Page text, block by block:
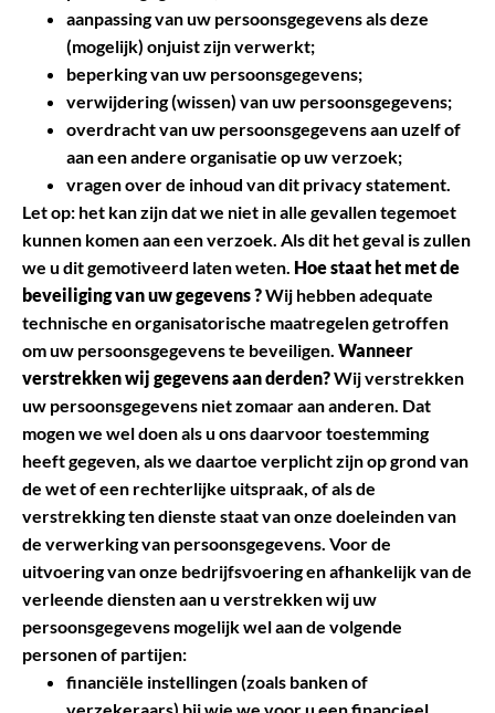
aanpassing van uw persoonsgegevens als deze
(mogelijk) onjuist zijn verwerkt;
beperking van uw persoonsgegevens;
verwijdering (wissen) van uw persoonsgegevens;
overdracht van uw persoonsgegevens aan uzelf of
aan een andere organisatie op uw verzoek;
vragen over de inhoud van dit privacy statement.
Let op: het kan zijn dat we niet in alle gevallen tegemoet
kunnen komen aan een verzoek. Als dit het geval is zullen
we u dit gemotiveerd laten weten. Hoe staat het met de
beveiliging van uw gegevens ?Wij hebben adequate
technische en organisatorische maatregelen getroffen
om uw persoonsgegevens te beveiligen. Wanneer
verstrekken wij gegevens aan derden?Wij verstrekken
uw persoonsgegevens niet zomaar aan anderen. Dat
mogen we wel doen als u ons daarvoor toestemming
heeft gegeven, als we daartoe verplicht zijn op grond van
de wet of een rechterlijke uitspraak, of als de
verstrekking ten dienste staat van onze doeleinden van
de verwerking van persoonsgegevens. Voor de
uitvoering van onze bedrijfsvoering en afhankelijk van de
verleende diensten aan u verstrekken wij uw
persoonsgegevens mogelijk wel aan de volgende
personen of partijen:
financiële instellingen (zoals banken of